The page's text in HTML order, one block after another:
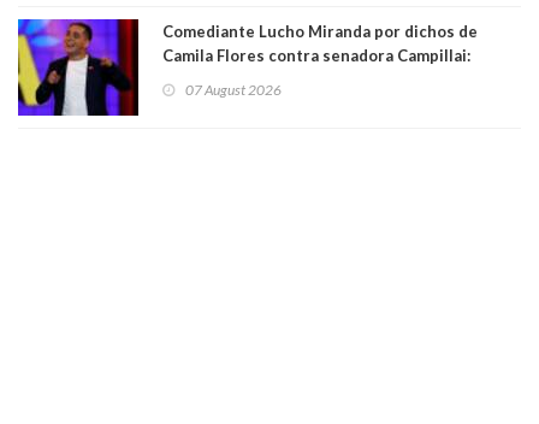
Comediante Lucho Miranda por dichos de
Camila Flores contra senadora Campillai:
forma de quitar dignidad"
07 August 2026